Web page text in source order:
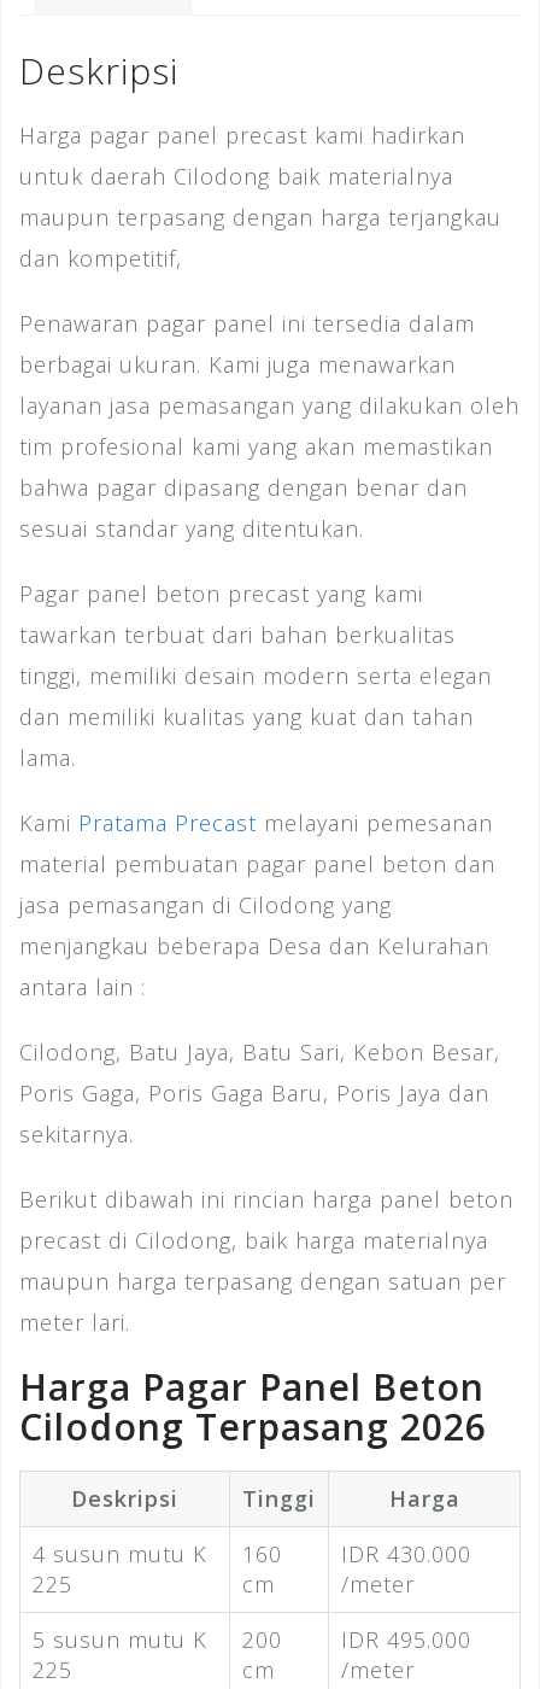
k
Deskripsi
Harga pagar panel precast kami hadirkan
untuk daerah Cilodong baik materialnya
maupun terpasang dengan harga terjangkau
dan kompetitif,
Penawaran pagar panel ini tersedia dalam
berbagai ukuran. Kami juga menawarkan
layanan jasa pemasangan yang dilakukan oleh
tim profesional kami yang akan memastikan
bahwa pagar dipasang dengan benar dan
sesuai standar yang ditentukan.
Pagar panel beton precast yang kami
tawarkan terbuat dari bahan berkualitas
tinggi, memiliki desain modern serta elegan
dan memiliki kualitas yang kuat dan tahan
lama.
Kami Pratama Precast melayani pemesanan
material pembuatan pagar panel beton dan
jasa pemasangan di Cilodong yang
menjangkau beberapa Desa dan Kelurahan
antara lain :
Cilodong, Batu Jaya, Batu Sari, Kebon Besar,
Poris Gaga, Poris Gaga Baru, Poris Jaya dan
sekitarnya.
Berikut dibawah ini rincian harga panel beton
precast di Cilodong, baik harga materialnya
maupun harga terpasang dengan satuan per
meter lari.
Harga Pagar Panel Beton
Cilodong Terpasang 2026
Deskripsi Tinggi
Harga
4 susun mutu K
225
160
cm
IDR 430.000
/meter
5 susun mutu K
225
200
cm
IDR 495.000
/meter